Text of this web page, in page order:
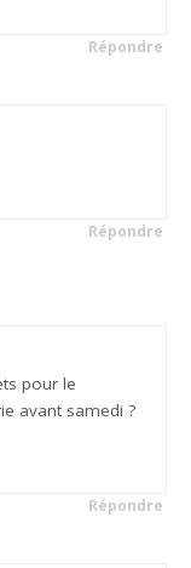
Répondre
Répondre
pour le
avant samedi ?
Répondre